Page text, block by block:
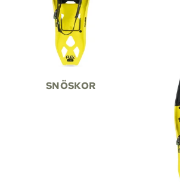
SNÖSKOR